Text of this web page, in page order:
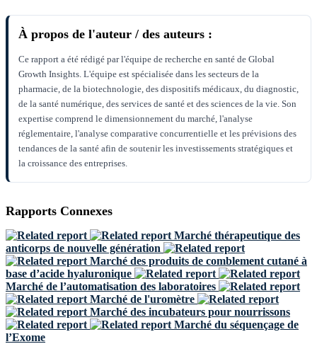
À propos de l'auteur / des auteurs :
Ce rapport a été rédigé par l'équipe de recherche en santé de Global
Growth Insights. L'équipe est spécialisée dans les secteurs de la
pharmacie, de la biotechnologie, des dispositifs médicaux, du diagnostic,
de la santé numérique, des services de santé et des sciences de la vie. Son
expertise comprend le dimensionnement du marché, l'analyse
réglementaire, l'analyse comparative concurrentielle et les prévisions des
tendances de la santé afin de soutenir les investissements stratégiques et
la croissance des entreprises.
Rapports Connexes
Marché thérapeutique des
anticorps de nouvelle génération
Marché des produits de comblement cutané à
base d’acide hyaluronique
Marché de l’automatisation des laboratoires
Marché de l'uromètre
Marché des incubateurs pour nourrissons
Marché du séquençage de
l’Exome